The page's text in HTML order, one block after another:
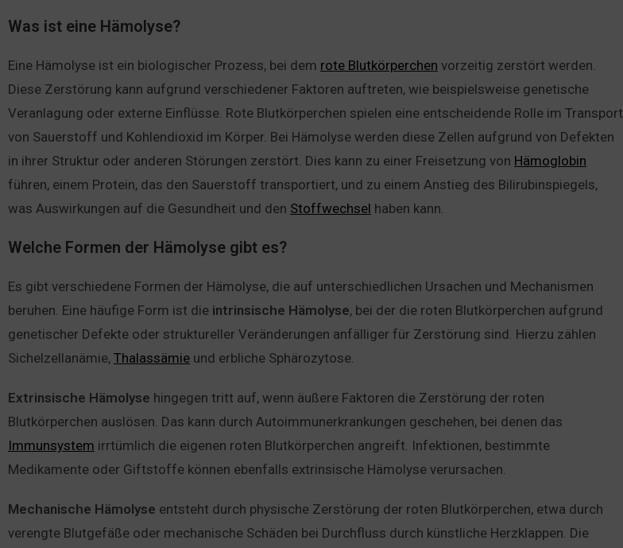
Was ist eine Hämolyse?
Eine Hämolyse ist ein biologischer Prozess, bei dem rote Blutkörperchen vorzeitig zerstört werden.
Diese Zerstörung kann aufgrund verschiedener Faktoren auftreten, wie beispielsweise genetische
Veranlagung oder externe Einflüsse. Rote Blutkörperchen spielen eine entscheidende Rolle im Transport
von Sauerstoff und Kohlendioxid im Körper. Bei Hämolyse werden diese Zellen aufgrund von Defekten
in ihrer Struktur oder anderen Störungen zerstört. Dies kann zu einer Freisetzung von Hämoglobin
führen, einem Protein, das den Sauerstoff transportiert, und zu einem Anstieg des Bilirubinspiegels,
was Auswirkungen auf die Gesundheit und den Stoffwechsel haben kann.
Welche Formen der Hämolyse gibt es?
Es gibt verschiedene Formen der Hämolyse, die auf unterschiedlichen Ursachen und Mechanismen
beruhen. Eine häufige Form ist die intrinsische Hämolyse, bei der die roten Blutkörperchen aufgrund
genetischer Defekte oder struktureller Veränderungen anfälliger für Zerstörung sind. Hierzu zählen
Sichelzellanämie, Thalassämie und erbliche Sphärozytose.
Extrinsische Hämolyse hingegen tritt auf, wenn äußere Faktoren die Zerstörung der roten
Blutkörperchen auslösen. Das kann durch Autoimmunerkrankungen geschehen, bei denen das
Immunsystem irrtümlich die eigenen roten Blutkörperchen angreift. Infektionen, bestimmte
Medikamente oder Giftstoffe können ebenfalls extrinsische Hämolyse verursachen.
Mechanische Hämolyse entsteht durch physische Zerstörung der roten Blutkörperchen, etwa durch
verengte Blutgefäße oder mechanische Schäden bei Durchfluss durch künstliche Herzklappen. Die